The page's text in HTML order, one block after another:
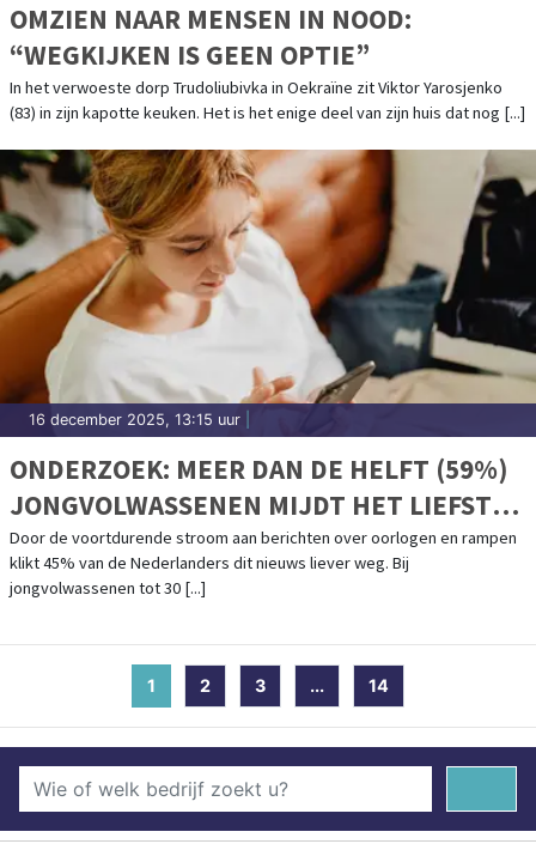
OMZIEN NAAR MENSEN IN NOOD:
“WEGKIJKEN IS GEEN OPTIE”
In het verwoeste dorp Trudoliubivka in Oekraïne zit Viktor Yarosjenko
(83) in zijn kapotte keuken. Het is het enige deel van zijn huis dat nog [...]
16 december 2025, 13:15 uur
ONDERZOEK: MEER DAN DE HELFT (59%)
JONGVOLWASSENEN MIJDT HET LIEFST
OORLOGSNIEUWS
Door de voortdurende stroom aan berichten over oorlogen en rampen
klikt 45% van de Nederlanders dit nieuws liever weg. Bij
jongvolwassenen tot 30 [...]
1 (current)
2 3 ... 14